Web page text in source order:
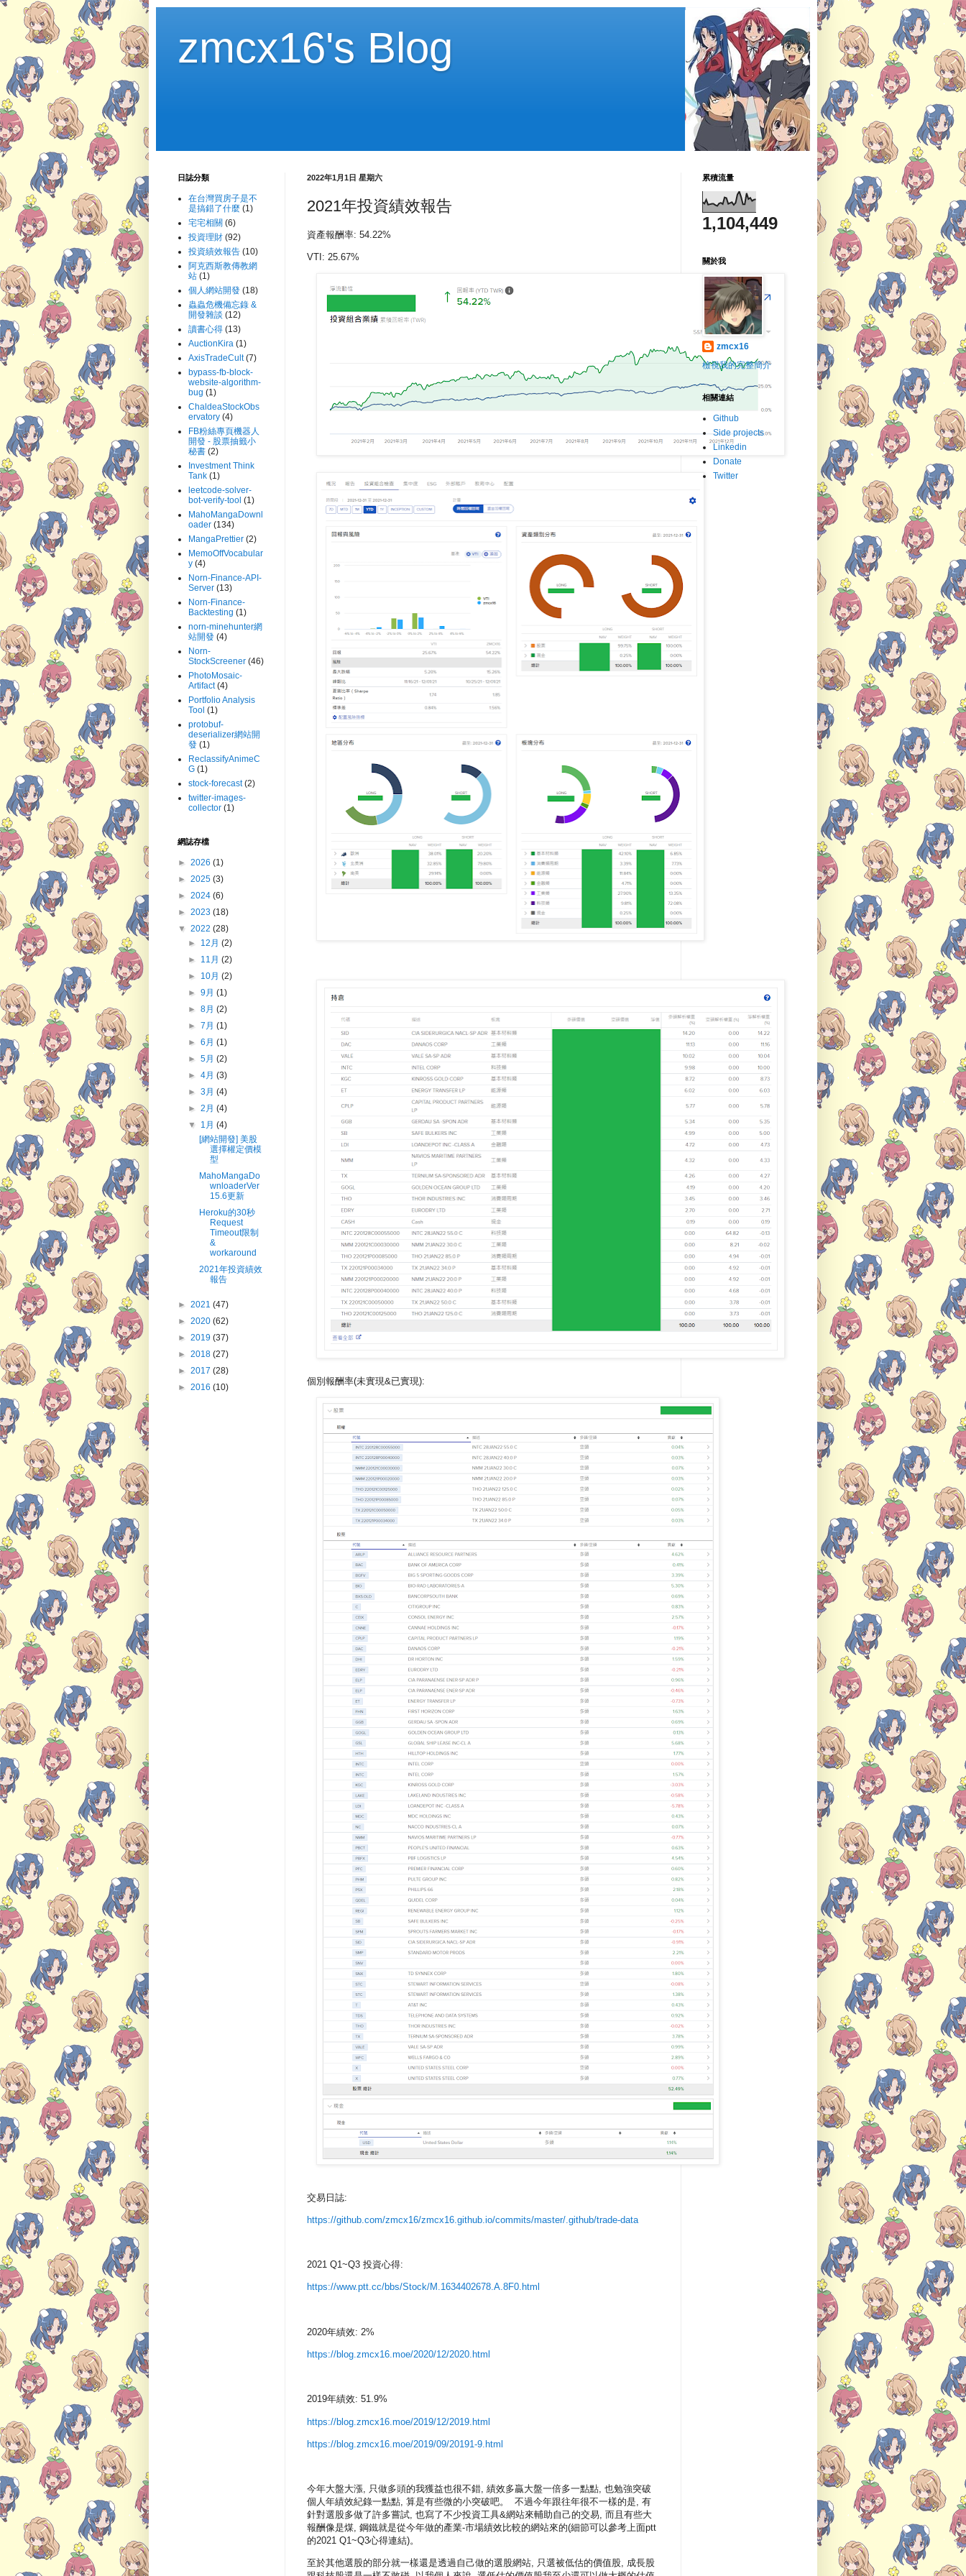
zmcx16's Blog
2022年1月1日 星期六
2021年投資績效報告
資產報酬率: 54.22%
VTI: 25.67%
個別報酬率(未實現&已實現):
交易日誌:
https://github.com/zmcx16/zmcx16.github.io/commits/master/.github/trade-data
2021 Q1~Q3 投資心得:
https://www.ptt.cc/bbs/Stock/M.1634402678.A.8F0.html
2020年績效: 2%
https://blog.zmcx16.moe/2020/12/2020.html
2019年績效: 51.9%
https://blog.zmcx16.moe/2019/12/2019.html
https://blog.zmcx16.moe/2019/09/20191-9.html
今年大盤大漲, 只做多頭的我獲益也很不錯, 績效多贏大盤一倍多一點點, 也勉強突破
個人年績效紀錄一點點, 算是有些微的小突破吧。 不過今年跟往年很不一樣的是, 有
針對選股多做了許多嘗試, 也寫了不少投資工具&網站來輔助自己的交易, 而且有些大
報酬像是煤, 鋼鐵就是從今年做的產業-市場績效比較的網站來的(細節可以參考上面ptt
的2021 Q1~Q3心得連結)。
至於其他選股的部分就一樣還是透過自己做的選股網站, 只選被低估的價值股, 成長股
日誌分類
在台灣買房子是不
是搞錯了什麼 (1)
宅宅相關 (6)
投資理財 (92)
投資績效報告 (10)
阿克西斯教傳教網
站 (1)
個人網站開發 (18)
蟲蟲危機備忘錄 &
開發雜談 (12)
讀書心得 (13)
AuctionKira (1)
AxisTradeCult (7)
bypass-fb-block-
website-algorithm-
bug (1)
ChaldeaStockObs
ervatory (4)
FB粉絲專頁機器人
開發 - 股票抽籤小
秘書 (2)
Investment Think
Tank (1)
leetcode-solver-
bot-verify-tool (1)
MahoMangaDownl
oader (134)
MangaPrettier (2)
MemoOffVocabular
y (4)
Norn-Finance-API-
Server (13)
Norn-Finance-
Backtesting (1)
norn-minehunter網
站開發 (4)
Norn-
StockScreener (46)
PhotoMosaic-
Artifact (4)
Portfolio Analysis
Tool (1)
protobuf-
deserializer網站開
發 (1)
ReclassifyAnimeC
G (1)
stock-forecast (2)
twitter-images-
collector (1)
網誌存檔
► 2026 (1)
► 2025 (3)
► 2024 (6)
► 2023 (18)
▼ 2022 (28)
► 12月(2)
► 11月(2)
► 10月(2)
►9月(1)
►8月(2)
►7月(1)
►6月(1)
►5月(2)
►4月(3)
►3月(4)
►2月(4)
▼ 1月(4)
[網站開發] 美股
選擇權定價模
型
MahoMangaDo
wnloaderVer
15.6更新
Heroku的30秒
Request
Timeout限制
&
workaround
2021年投資績效
報告
► 2021 (47)
► 2020 (62)
► 2019 (37)
► 2018 (27)
► 2017 (28)
► 2016 (10)
累積流量
1,104,449
關於我
zmcx16
檢視我的完整簡介
相關連結
Github
Side projects
Linkedin
Donate
Twitter